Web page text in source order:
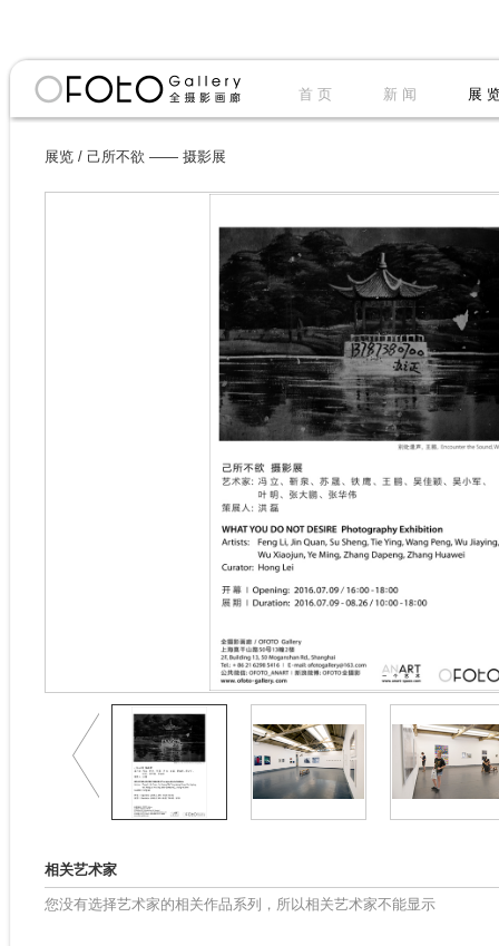
首 页 新 闻 展
展览 / 己所不欲 —— 摄影展
相关艺术家
您没有选择艺术家的相关作品系列，所以相关艺术家不能显示